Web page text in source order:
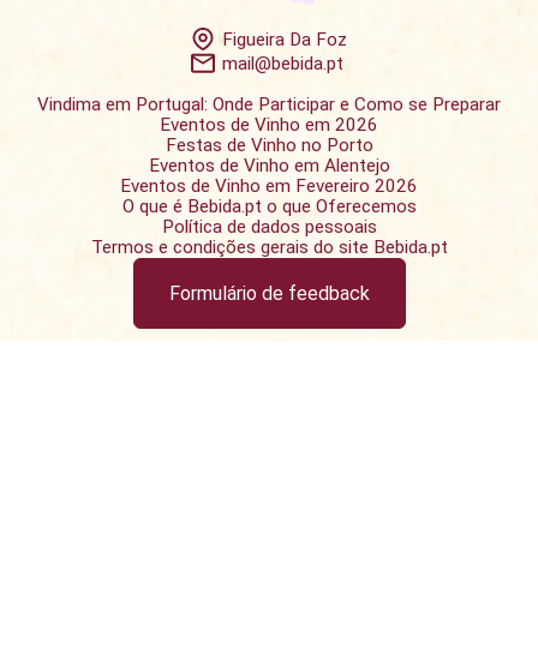
Figueira Da Foz
mail@bebida.pt
Vindima em Portugal: Onde Participar e Como se Preparar
Eventos de Vinho em 2026
Festas de Vinho no Porto
Eventos de Vinho em Alentejo
Eventos de Vinho em Fevereiro 2026
O que é Bebida.pt o que Oferecemos
Política de dados pessoais
Termos e condições gerais do site Bebida.pt
Formulário de feedback